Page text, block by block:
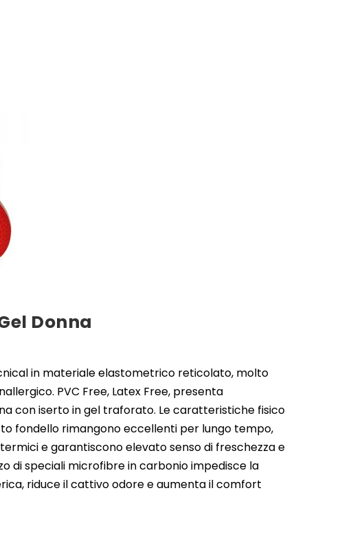
Donna
in materiale elastometrico reticolato, molto
PVC Free, Latex Free, presenta
con iserto in gel traforato. Le caratteristiche fisico
fondello rimangono eccellenti per lungo tempo,
e garantiscono elevato senso di freschezza e
di speciali microfibre in carbonio impedisce la
riduce il cattivo odore e aumenta il comfort